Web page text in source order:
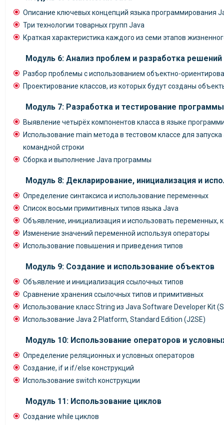
Описание ключевых концепций языка программирования
Три технологии товарных групп Java
Краткая характеристика каждого из семи этапов
Модуль 6: Анализ проблем и разработка решений
Разбор проблемы с использованием объектно-
Проектирование классов, из которых будут созданы
Модуль 7: Разработка и тестирование
Выявление четырёх компонентов класса в языке
Использование main метода в тестовом классе для
командной строки
Сборка и выполнение Java программы
Модуль 8: Декларирование, инициализация и
Определение синтаксиса и использование переменных
Список восьми примитивных типов языка Java
Объявление, инициализация и использовать переменных,
Изменение значений переменной используя операторы
Использование повышения и приведения типов
Модуль 9: Создание и использование объектов
Объявление и инициализация ссылочных типов
Сравнение хранения ссылочных типов и примитивных
Использование класс String из Java Software Developer Kit
Использование Java 2 Platform, Standard Edition (J2SE)
Модуль 10: Использование операторов и
Определение реляционных и условных операторов
Создание, if и if/else конструкций
Использование switch конструкции
Модуль 11: Использование циклов
Создание while циклов